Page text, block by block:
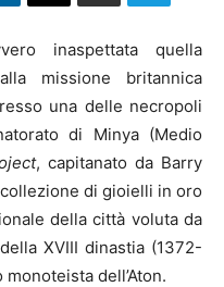
inaspettata quella
missione britannica
una delle necropoli
di Minya (Medio
, capitanato da Barry
di gioielli in oro
della città voluta da
XVIII dinastia (1372-
dell’Aton.